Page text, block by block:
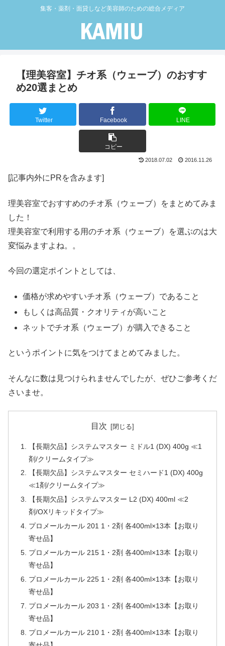
集客・薬剤・面貸しなど美容師のための総合メディア
【理美容室】チオ系（ウェーブ）のおすす
め20選まとめ
Twitter Facebook LINE
コピー
2018.07.02 2016.11.26
[記事内外にPRを含みます]
理美容室でおすすめのチオ系（ウェーブ）をまとめてみま
した！
理美容室で利用する用のチオ系（ウェーブ）を選ぶのは大
変悩みますよね。。
今回の選定ポイントとしては、
価格が求めやすいチオ系（ウェーブ）であること
もしくは高品質・クオリティが高いこと
ネットでチオ系（ウェーブ）が購入できること
というポイントに気をつけてまとめてみました。
そんなに数は見つけられませんでしたが、ぜひご参考くだ
さいませ。
目次
【長期欠品】システムマスター ミドル1 (DX) 400g ≪1
剤/クリームタイプ≫
【長期欠品】システムマスター セミハード1 (DX) 400g
≪1剤/クリームタイプ≫
【長期欠品】システムマスター L2 (DX) 400ml ≪2
剤/OXリキッドタイプ≫
プロメールカール 201 1・2剤 各400ml×13本【お取り
寄せ品】
プロメールカール 215 1・2剤 各400ml×13本【お取り
寄せ品】
プロメールカール 225 1・2剤 各400ml×13本【お取り
寄せ品】
プロメールカール 203 1・2剤 各400ml×13本【お取り
寄せ品】
プロメールカール 210 1・2剤 各400ml×13本【お取り